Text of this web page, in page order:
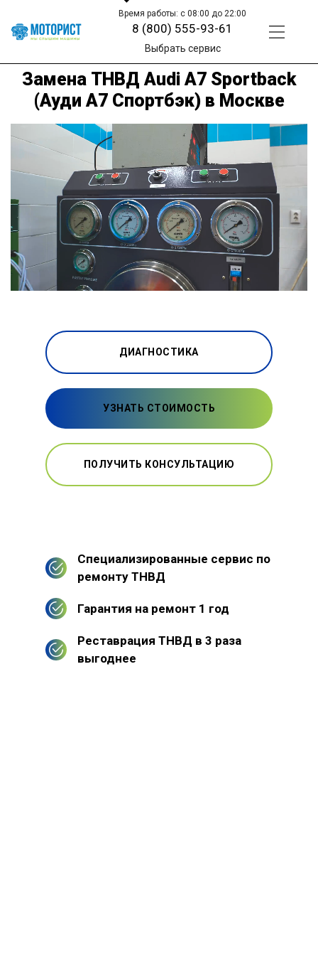
Время работы: с 08:00 до 22:00
8 (800) 555-93-61
Выбрать сервис
Замена ТНВД Audi A7 Sportback
(Ауди A7 Спортбэк) в Москве
ДИАГНОСТИКА
УЗНАТЬ СТОИМОСТЬ
ПОЛУЧИТЬ КОНСУЛЬТАЦИЮ
Специализированные сервис по
ремонту ТНВД
Гарантия на ремонт 1 год
Реставрация ТНВД в 3 раза
выгоднее